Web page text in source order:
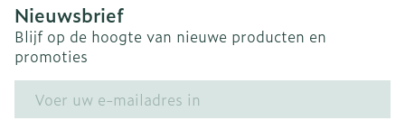
Nieuwsbrief
Blijf op de hoogte van nieuwe producten en
promoties